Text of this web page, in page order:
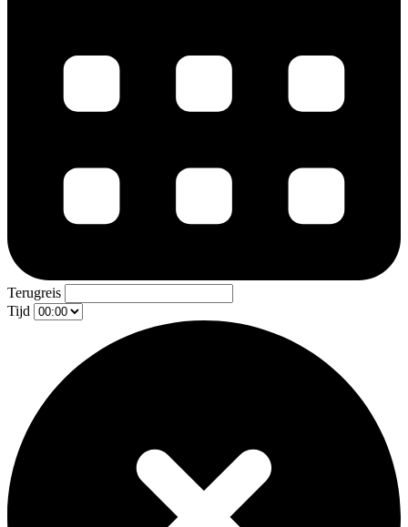
Terugreis
Tijd